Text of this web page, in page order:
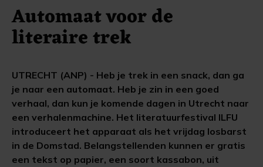
Automaat voor de
literaire trek
UTRECHT (ANP) - Heb je trek in een snack, dan ga
je naar een automaat. Heb je zin in een goed
verhaal, dan kun je komende dagen in Utrecht naar
een verhalenmachine. Het literatuurfestival ILFU
introduceert het apparaat als het vrijdag losbarst
in de Domstad. Belangstellenden kunnen er gratis
een tekst op papier, een soort kassabon, uit